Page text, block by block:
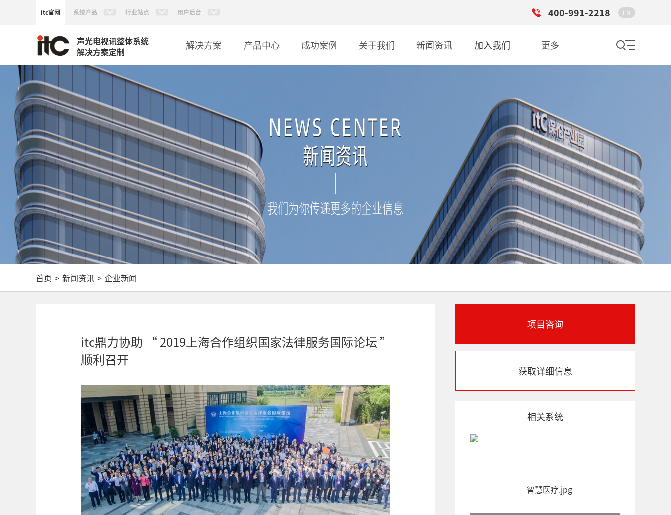
itc官网 系统产品 行业站点 用户后台 400-991-2218 EN
声光电视讯整体系统
解决方案定制
解决方案 产品中心 成功案例 关于我们 新闻资讯 加入我们 更多
首页 > 新闻资讯 > 企业新闻
itc鼎力协助 “ 2019上海合作组织国家法律服务国际论坛 ”
顺利召开
项目咨询
获取详细信息
相关系统